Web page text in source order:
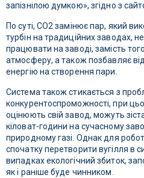
запізнілою думкою», згідно з
По суті, CO2 замінює пар, який
турбін на традиційних заводах,
працювати на заводі, замість
атмосферу, а також позбавляє
енергію на створення пари.
Система також стикається з
конкурентоспроможності, при
оцінюють свій завод, можуть
кіловат-години на сучасному
природному газі. Однак для
спочатку перетворити вугілля в
випадках екологічний збиток,
як і раніше буде чинником.